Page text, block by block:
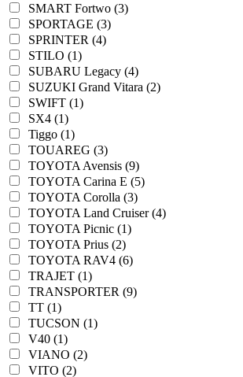
SMART Fortwo (3)
SPORTAGE (3)
SPRINTER (4)
STILO (1)
SUBARU Legacy (4)
SUZUKI Grand Vitara (2)
SWIFT (1)
SX4 (1)
Tiggo (1)
TOUAREG (3)
TOYOTA Avensis (9)
TOYOTA Carina E (5)
TOYOTA Corolla (3)
TOYOTA Land Cruiser (4)
TOYOTA Picnic (1)
TOYOTA Prius (2)
TOYOTA RAV4 (6)
TRAJET (1)
TRANSPORTER (9)
TT (1)
TUCSON (1)
V40 (1)
VIANO (2)
VITO (2)